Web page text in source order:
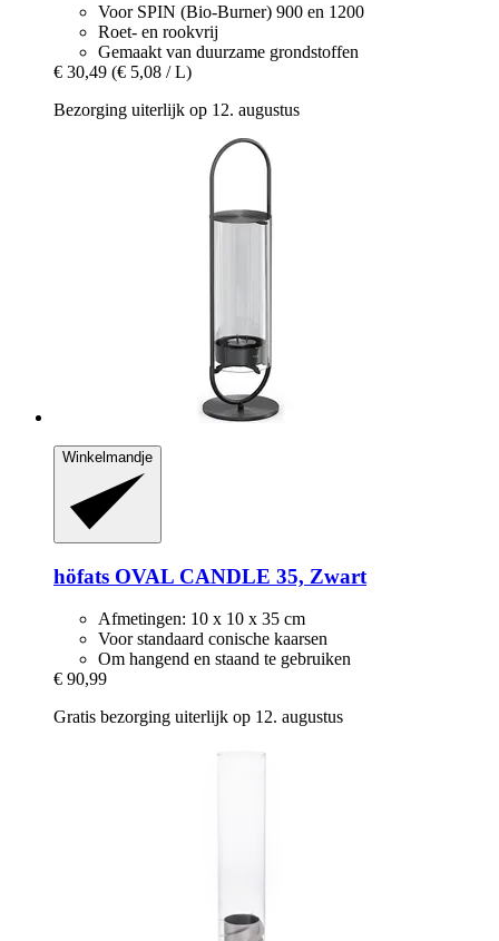
Voor SPIN (Bio-Burner) 900 en 1200
Roet- en rookvrij
Gemaakt van duurzame grondstoffen
€ 30,49 (€ 5,08 / L)
Bezorging uiterlijk op 12. augustus
Winkelmandje
höfats OVAL CANDLE 35, Zwart
Afmetingen: 10 x 10 x 35 cm
Voor standaard conische kaarsen
Om hangend en staand te gebruiken
€ 90,99
Gratis bezorging uiterlijk op 12. augustus